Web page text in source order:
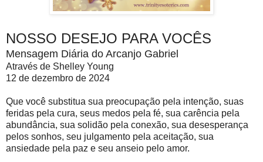
NOSSO DESEJO PARA VOCÊS
Mensagem Diária do Arcanjo Gabriel
Através de Shelley Young
12 de dezembro de 2024
Que você substitua sua preocupação pela intenção, suas
feridas pela cura, seus medos pela fé, sua carência pela
abundância, sua solidão pela conexão, sua desesperança
pelos sonhos, seu julgamento pela aceitação, sua
ansiedade pela paz e seu anseio pelo amor.